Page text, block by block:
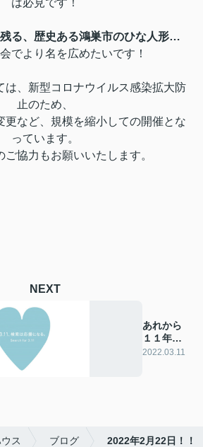
は必見です！
残る、歴史ある鴻巣市のひな人形…
でより名を広めたいです！
、新型コロナウイルス感染拡大防
止のため、
更など、規模を縮小しての開催とな
っています。
ご協力もお願いいたします。
NEXT
あれから
１１年…
2022.03.11
ス ブログ 2022年2月22日！！